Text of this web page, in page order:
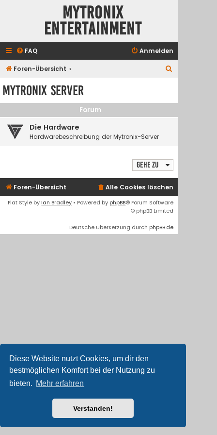
Diese Website nutzt Cookies, um dir den
bestmöglichen Komfort bei der Nutzung zu
bieten. Mehr erfahren
Verstanden!
Mytronix
Entertainment
FAQ Anmelden
Foren-Übersicht
e
Mytronix Server
Forum
Die Hardware
Hardwarebeschreibung der Mytronix-Server
Gehe zu
Foren-Übersicht Alle Cookies löschen
Flat Style by Ian Bradley • Powered by phpBB® Forum Software
© phpBB Limited
Deutsche Übersetzung durch phpBB.de